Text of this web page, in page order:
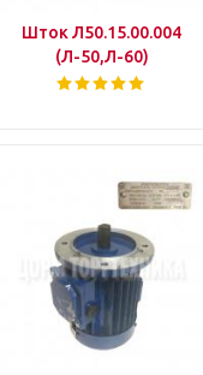
Шток Л50.15.00.004
(Л-50,Л-60)